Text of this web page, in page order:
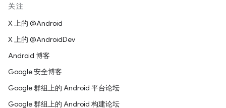
关注
X 上的 @Android
X 上的 @AndroidDev
Android 博客
Google 安全博客
Google 群组上的 Android 平台论坛
Google 群组上的 Android 构建论坛